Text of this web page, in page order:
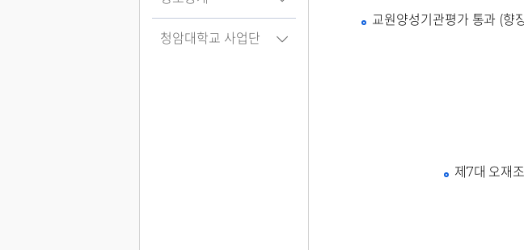
청암대학교 사업단
교원양성기관평가 통과 (향
제7대 오재